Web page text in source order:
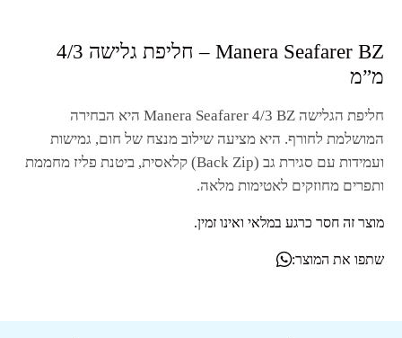
⁦Manera Seafarer BZ⁩ – חליפת גלישה ⁦4/3⁩
מ”מ
חליפת הגלישה Manera Seafarer 4/3 BZהיא הבחירה
המושלמת לחורף. היא מציעה שילוב מנצח של חום, גמישות
ועמידות עם סגירת גב (Back Zip) קלאסית, ביטנת פליז מחממת
ותפרים מחוזקים לאטימות מלאה.
מוצר זה חסר כרגע במלאי ואינו זמין.
שתפו את המוצר: